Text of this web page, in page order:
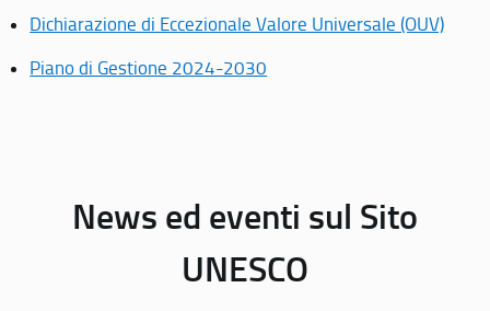
Dichiarazione di Eccezionale Valore Universale (OUV)
Piano di Gestione 2024-2030
News ed eventi sul Sito
UNESCO